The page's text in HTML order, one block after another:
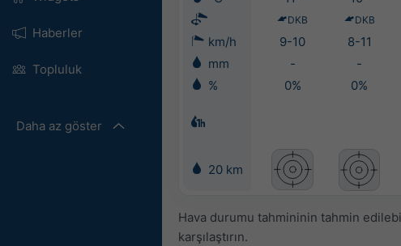
Haberler
Topluluk
Daha az göster
DKB DKB
km/h 9-10 8-11
mm
- -
%
0% 0%
20 km
Hava durumu tahmininin tahmin
karşılaştırın.